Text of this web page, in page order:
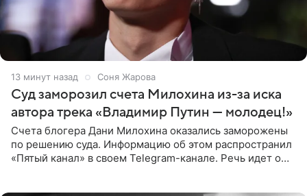
13 минут назад Соня Жарова
Суд заморозил счета Милохина из-за иска
автора трека «Владимир Путин — молодец!»
Счета блогера Дани Милохина оказались заморожены
по решению суда. Информацию об этом распространил
«Пятый канал» в своем Telegram-канале. Речь идет о